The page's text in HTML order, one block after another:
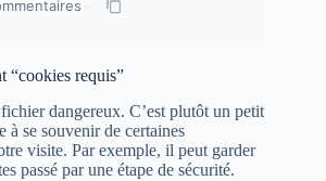
·
“cookies requis”
dangereux. C’est plutôt un petit
à se souvenir de certaines
visite. Par exemple, il peut garder
passé par une étape de sécurité.